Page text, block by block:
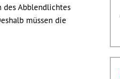
des Abblendlichtes
müssen die